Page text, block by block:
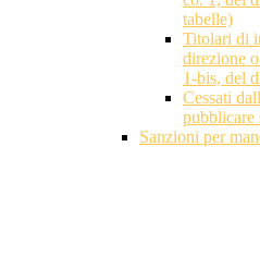
tabelle)
Titolari di
direzione
1-bis, del
Cessati
pubblicare
Sanzioni per